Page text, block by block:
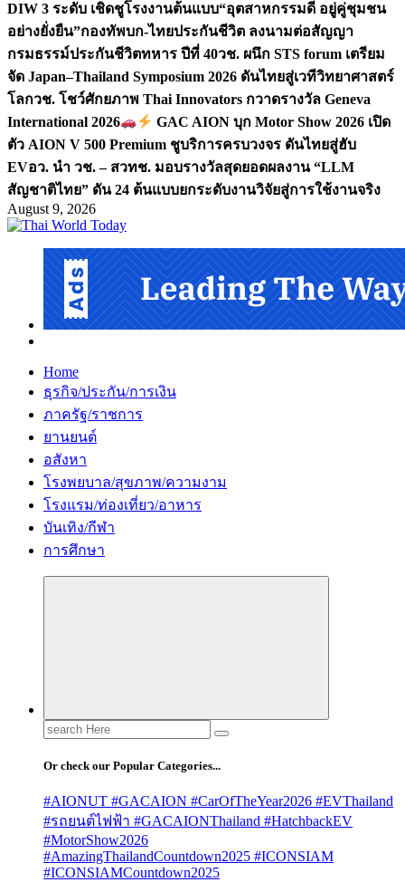
DIW 3 ระดับ เชิดชูโรงงานต้นแบบ“อุตสาหกรรมดี อยู่คู่ชุมชน
อย่างยั่งยืน”กองทัพบก-ไทยประกันชีวิต ลงนามต่อสัญญา
กรมธรรม์ประกันชีวิตทหาร ปีที่ 40วช. ผนึก STS forum เตรียม
จัด Japan–Thailand Symposium 2026 ดันไทยสู่เวทีวิทยาศาสตร์
โลกวช. โชว์ศักยภาพ Thai Innovators กวาดรางวัล Geneva
International 2026
GAC AION บุก Motor Show 2026 เปิด
ตัว AION V 500 Premium ชูบริการครบวงจร ดันไทยสู่ฮับ
EVอว. นำ วช. – สวทช. มอบรางวัลสุดยอดผลงาน “LLM
สัญชาติไทย” ดัน 24 ต้นแบบยกระดับงานวิจัยสู่การใช้งานจริง
August 9, 2026
Home
ธุรกิจ/ประกัน/การเงิน
ภาครัฐ/ราชการ
ยานยนต์
อสังหา
โรงพยบาล/สุขภาพ/ความงาม
โรงแรม/ท่องเที่ยว/อาหาร
บันเทิง/กีฬา
การศึกษา
Search
for:
Or check our Popular Categories...
#AIONUT #GACAION #CarOfTheYear2026 #EVThailand
#รถยนต์ไฟฟ้า #GACAIONThailand #HatchbackEV
#MotorShow2026
#AmazingThailandCountdown2025 #ICONSIAM
#ICONSIAMCountdown2025